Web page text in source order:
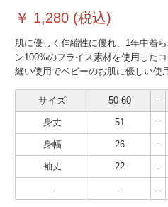
￥ 1,280 (税込)
肌に優しく伸縮性に優れ、1年中着
ン100%のフライス素材を使用した
縫い使用でベビーのお肌に優しい使
サイズ 50-60 -
身丈 51 -
身幅 26 -
袖丈 22 -
- - -